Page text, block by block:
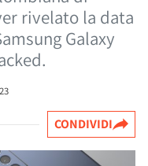
rivelato la data
Galaxy
CONDIVIDI